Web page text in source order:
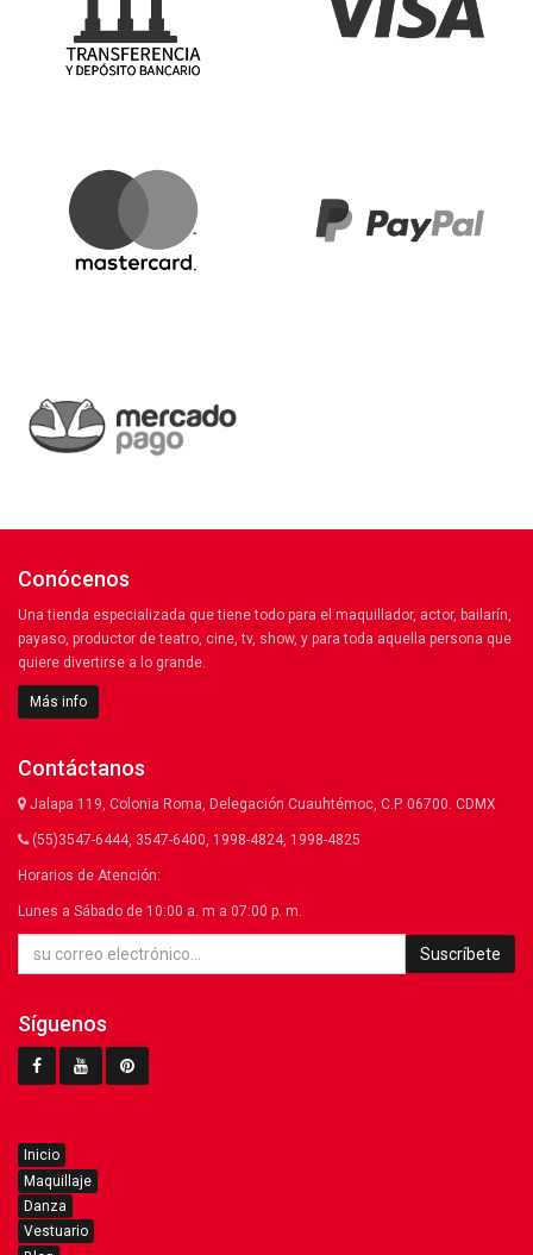
Conócenos
Una tienda especializada que tiene todo para el maquillador, actor, bailarín,
payaso, productor de teatro, cine, tv, show, y para toda aquella persona que
quiere divertirse a lo grande.
Más info
Contáctanos
Jalapa 119, Colonia Roma, Delegación Cuauhtémoc, C.P. 06700. CDMX
(55)3547-6444, 3547-6400, 1998-4824, 1998-4825
Horarios de Atención:
Lunes a Sábado de 10:00 a. m a 07:00 p. m.
Suscríbete
Síguenos
Inicio
Maquillaje
Danza
Vestuario